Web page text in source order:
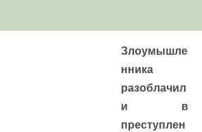
Злоумышле
нника
разоблачил
и в
преступлен